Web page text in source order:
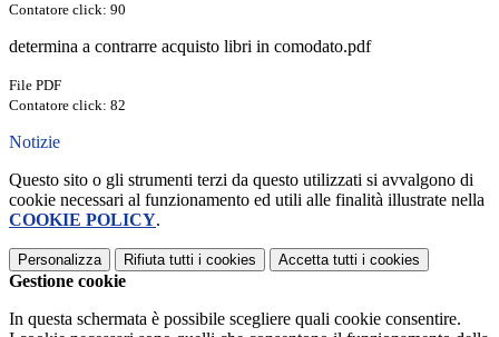
Contatore click: 90
determina a contrarre acquisto libri in comodato.pdf
File PDF
Contatore click: 82
Notizie
Questo sito o gli strumenti terzi da questo utilizzati si avvalgono di
cookie necessari al funzionamento ed utili alle finalità illustrate nella
COOKIE POLICY.
Personalizza Rifiuta tutti i cookies Accetta tutti i cookies
Gestione cookie
In questa schermata è possibile scegliere quali cookie consentire.